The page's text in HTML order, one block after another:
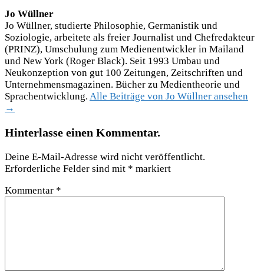
Jo Wüllner
Jo Wüllner, studierte Philosophie, Germanistik und
Soziologie, arbeitete als freier Journalist und Chefredakteur
(PRINZ), Umschulung zum Medienentwickler in Mailand
und New York (Roger Black). Seit 1993 Umbau und
Neukonzeption von gut 100 Zeitungen, Zeitschriften und
Unternehmensmagazinen. Bücher zu Medientheorie und
Sprachentwicklung. Alle Beiträge von Jo Wüllner ansehen
→
Hinterlasse einen Kommentar.
Deine E-Mail-Adresse wird nicht veröffentlicht.
Erforderliche Felder sind mit * markiert
Kommentar *